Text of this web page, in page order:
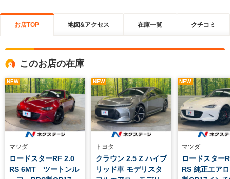
お店TOP 地図&アクセス 在庫一覧 クチコミ
このお店の在庫
NEW
マツダ
ロードスターRF 2.0
RS 6MT ツートンル
NEW
トヨタ
クラウン 2.5 Z ハイブ
リッド車 モデリスタ
NEW
マツダ
ロードスター
RS 純正エア